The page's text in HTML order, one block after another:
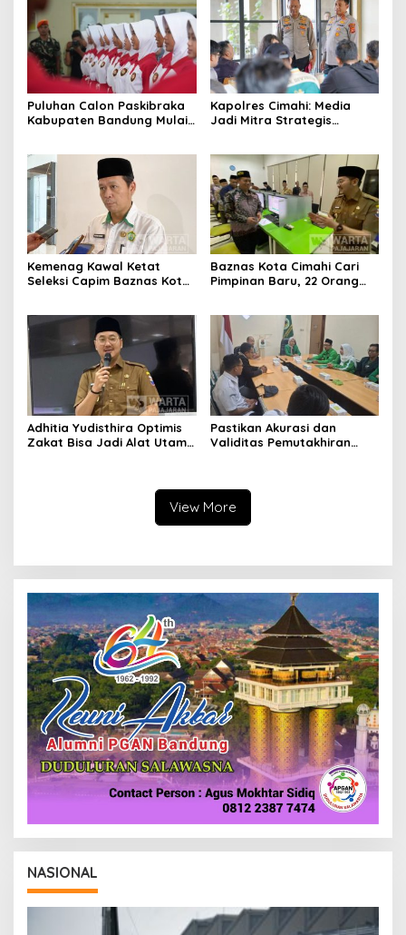
Puluhan Calon Paskibraka
Kabupaten Bandung Mulai
Kapolres Cimahi: Media
Jadi Mitra Strategis
Kemenag Kawal Ketat
Seleksi Capim Baznas Kota
Berintegritas
Baznas Kota Cimahi Cari
Pimpinan Baru, 22 Orang
Adhitia Yudisthira Optimis
Zakat Bisa Jadi Alat Utama
Pastikan Akurasi dan
Validitas Pemutakhiran
View More
NASIONAL